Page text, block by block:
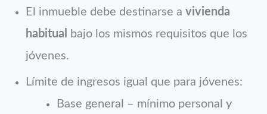
El inmueble debe destinarse a vivienda
habitual
bajo los mismos requisitos que los
jóvenes.
Límite de ingresos igual que para jóvenes:
Base general – mínimo personal y